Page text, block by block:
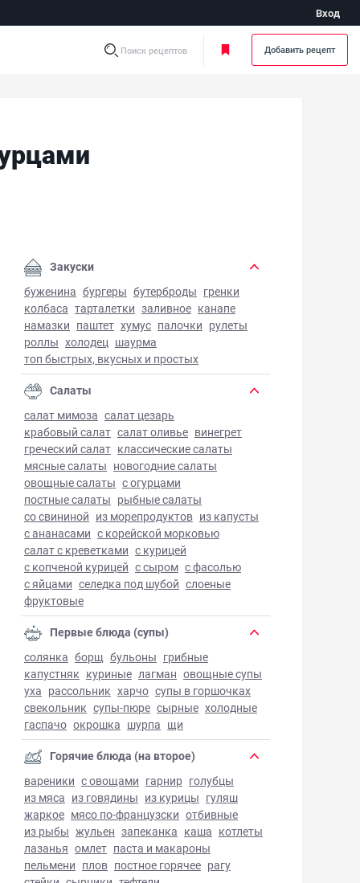
Вход
Поиск рецептов Добавить рецепт
оливье с мясом и свежими огурцами - фото готового
Закуски
буженина бургеры бутерброды гренки
колбаса тарталетки заливное канапе
намазки паштет хумус палочки рулеты
роллы холодец шаурма
топ быстрых, вкусных и простых
Салаты
салат мимоза салат цезарь
крабовый салат салат оливье винегрет
греческий салат классические салаты
мясные салаты новогодние салаты
овощные салаты с огурцами
постные салаты рыбные салаты
со свининой из морепродуктов из капусты
с ананасами с корейской морковью
салат с креветками с курицей
с копченой курицей с сыром с фасолью
с яйцами селедка под шубой слоеные
фруктовые
Первые блюда (супы)
солянка борщ бульоны грибные
капустняк куриные лагман овощные супы
уха рассольник харчо супы в горшочках
свекольник супы-пюре сырные холодные
гаспачо окрошка шурпа щи
Горячие блюда (на второе)
вареники с овощами гарнир голубцы
из мяса из говядины из курицы гуляш
жаркое мясо по-французски отбивные
из рыбы жульен запеканка каша котлеты
лазанья омлет паста и макароны
пельмени плов постное горячее рагу